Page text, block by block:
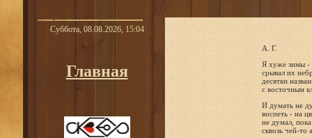
Суббота, 08.08.2026, 15:04
Главная
А. Г.
Я хуже зимы -
срывал их
десятки
с восточным
И думать не
воспеть - на
не думал,
сквозь чей-то